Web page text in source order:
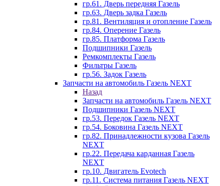
гр.61. Дверь передняя Газель
гр.63. Дверь задка Газель
гр.81. Вентиляция и отопление Газель
гр.84. Оперение Газель
гр.85. Платформа Газель
Подшипники Газель
Ремкомплекты Газель
Фильтры Газель
гр.56. Задок Газель
Запчасти на автомобиль Газель NEXT
Назад
Запчасти на автомобиль Газель NEXT
Подшипники Газель NEXT
гр.53. Передок Газель NEXT
гр.54. Боковина Газель NEXT
гр.82. Принадлежности кузова Газель
NEXT
гр.22. Передача карданная Газель
NEXT
гр.10. Двигатель Evotech
гр.11. Система питания Газель NEXT